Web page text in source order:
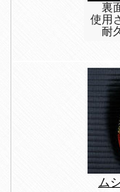
裏
使用
耐
ム